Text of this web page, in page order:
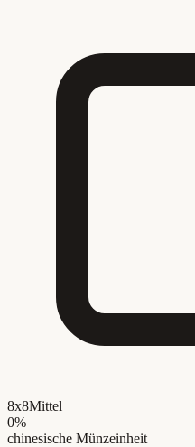
8x8Mittel
0%
chinesische Münzeinheit